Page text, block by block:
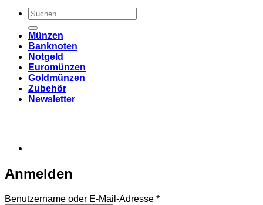
Suchen
nach:
Münzen
Banknoten
Notgeld
Euromünzen
Goldmünzen
Zubehör
Newsletter
Anmelden
Benutzername oder E-Mail-Adresse *Erforderlich